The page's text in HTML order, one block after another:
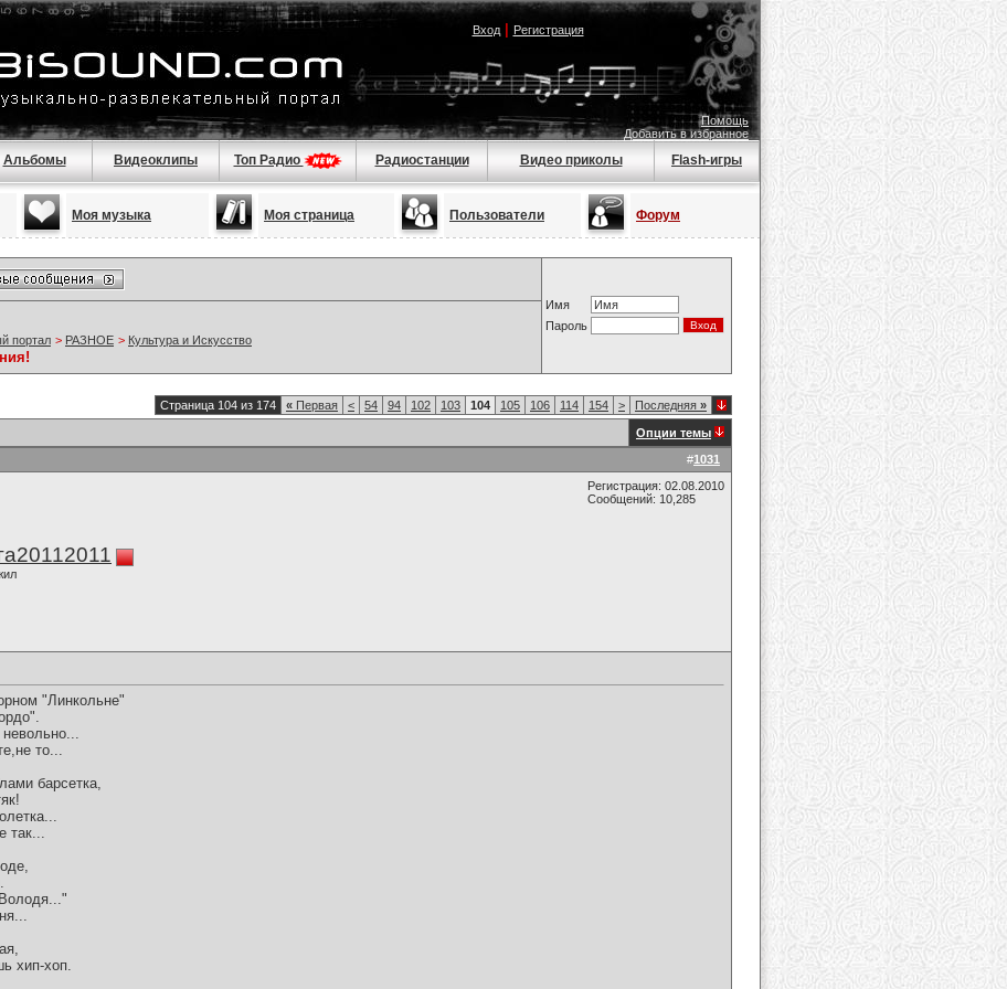
Вход| Регистрация
Помощь
Добавить в избранное
Альбомы Видеоклипы Топ Радио Радиостанции Видео приколы Flash-игры
Моя музыка Моя страница Пользователи Форум
Имя
Пароль
портал > РАЗНОЕ > Культура и Искусство
Страница 104 из 174 « Первая < 54 94 102 103 104 105 106 114 154 > Последняя »
Опции темы
#1031
Регистрация: 02.08.2010
Сообщений: 10,285
"Линкольне"
то...
барсетка,
так...
хип-хоп.